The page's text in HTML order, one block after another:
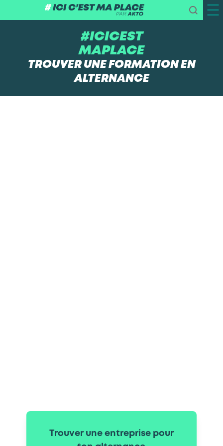
#ICICEST
MAPLACE
TROUVER UNE FORMATION EN
ALTERNANCE
Trouver une entreprise pour